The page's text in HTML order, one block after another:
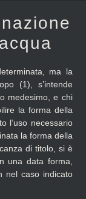
ma la
(1), s’intende
medesimo, e chi
la forma della
l’uso necessario
la forma della
di titolo, si è
una data forma,
nel caso indicato